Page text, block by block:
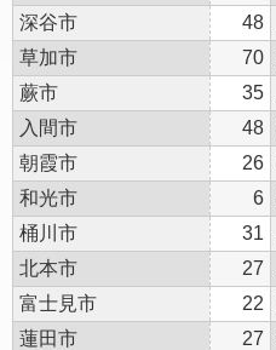
深谷市
48
草加市
70
蕨市
35
入間市
48
朝霞市
26
和光市
6
桶川市
31
北本市
27
富士見市
22
蓮田市
27